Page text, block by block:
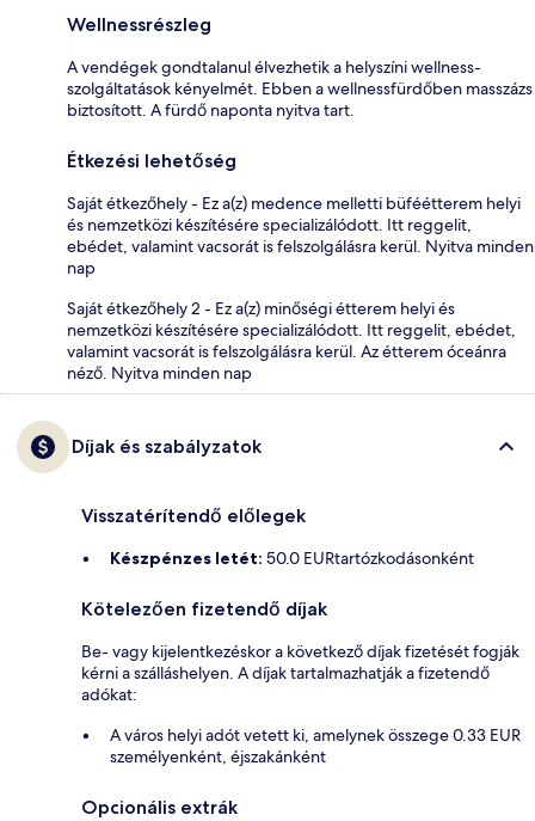
Wellnessrészleg
A vendégek gondtalanul élvezhetik a helyszíni wellness-
szolgáltatások kényelmét. Ebben a wellnessfürdőben masszázs
biztosított. A fürdő naponta nyitva tart.
Étkezési lehetőség
Saját étkezőhely - Ez a(z) medence melletti büféétterem helyi
és nemzetközi készítésére specializálódott. Itt reggelit,
ebédet, valamint vacsorát is felszolgálásra kerül. Nyitva minden
nap
Saját étkezőhely 2 - Ez a(z) minőségi étterem helyi és
nemzetközi készítésére specializálódott. Itt reggelit, ebédet,
valamint vacsorát is felszolgálásra kerül. Az étterem óceánra
néző. Nyitva minden nap
Díjak és szabályzatok
Visszatérítendő előlegek
Készpénzes letét: 50.0 EURtartózkodásonként
Kötelezően fizetendő díjak
Be- vagy kijelentkezéskor a következő díjak fizetését fogják
kérni a szálláshelyen. A díjak tartalmazhatják a fizetendő
adókat:
A város helyi adót vetett ki, amelynek összege 0.33 EUR
személyenként, éjszakánként
Opcionális extrák